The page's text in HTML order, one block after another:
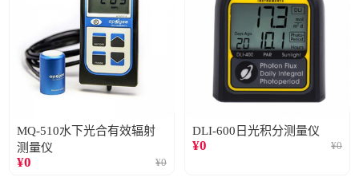
MQ-510水下光合有效辐射
测量仪
¥0 ¥0
DLI-600日光积分测量仪
¥0 ¥0